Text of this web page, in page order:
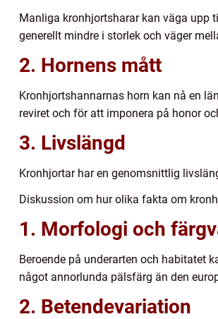
Manliga kronhjortsharar kan väga upp
generellt mindre i storlek och väger
2. Hornens mått
Kronhjortshannarnas horn kan nå en
reviret och för att imponera på honor
3. Livslängd
Kronhjortar har en genomsnittlig
Diskussion om hur olika fakta om
1. Morfologi och
Beroende på underarten och habitatet
något annorlunda pälsfärg än den
2. Betendevariation